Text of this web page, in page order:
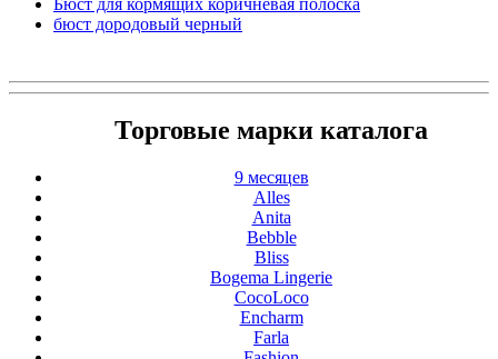
бюст дородовый черный
Торговые марки каталога
9 месяцев
Alles
Anita
Bebble
Bliss
Bogema Lingerie
CocoLoco
Encharm
Farla